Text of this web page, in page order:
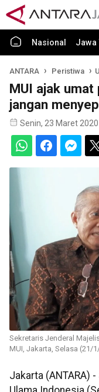
Nasional Jawa
ANTARA Peristiwa
MUI ajak
jangan
Senin, 23 Maret 2020
Sekretaris Jenderal
MUI, Jakarta, Selasa (21/
Jakarta (ANTARA)